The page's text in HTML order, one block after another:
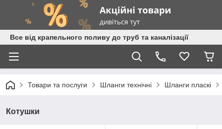
Все від крапельного поливу до труб та каналізації
Товари та послуги Шланги технічні Шланги пласкі
Котушки